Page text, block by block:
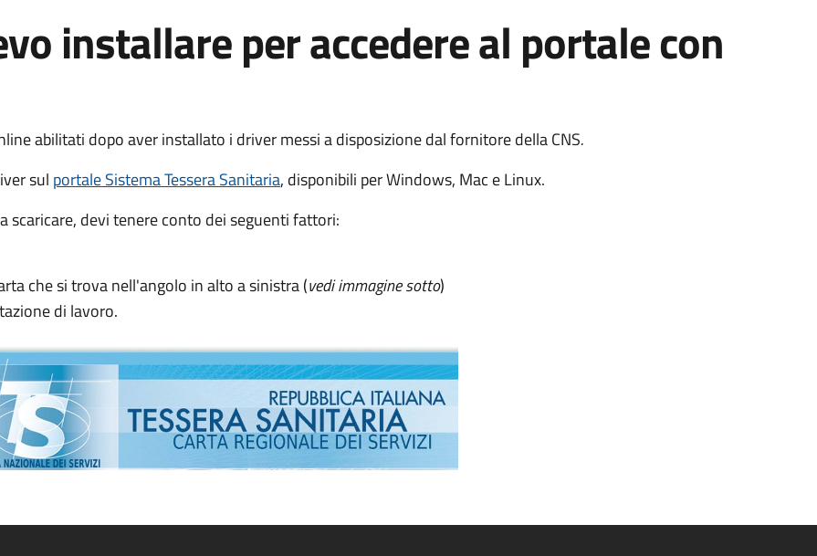
installare per accedere al portale con
abilitati dopo aver installato i driver messi a disposizione dal fornitore della CNS.
sul portale Sistema Tessera Sanitaria, disponibili per Windows, Mac e Linux.
devi tenere conto dei seguenti fattori:
che si trova nell'angolo in alto a sinistra (vedi immagine sotto)
di lavoro.